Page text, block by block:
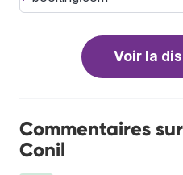
Voir la
Commentaires
Conil